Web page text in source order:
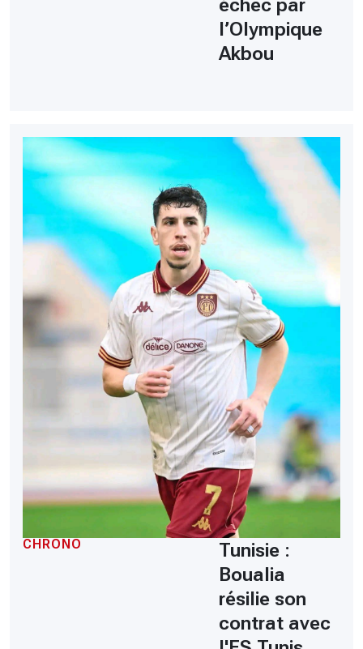
échec par
l’Olympique
Akbou
CHRONO
Tunisie :
Boualia
résilie son
contrat avec